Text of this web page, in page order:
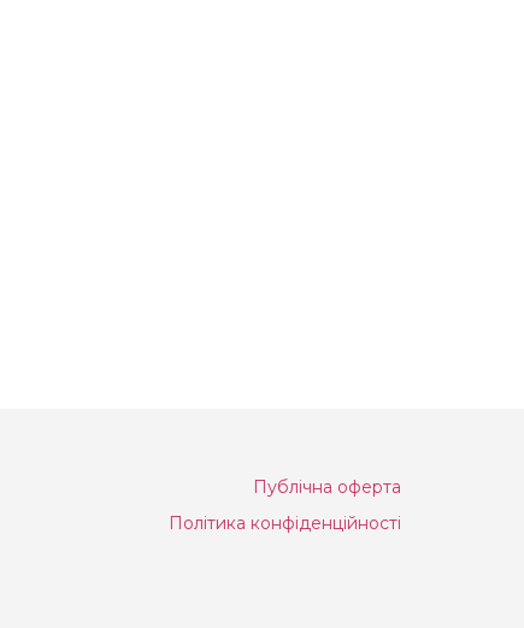
Публічна оферта
Політика конфіденційності